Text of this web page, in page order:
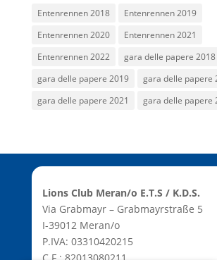
Entenrennen 2018
Entenrennen 2019
Entenrennen 2020
Entenrennen 2021
Entenrennen 2022
gara delle papere 2018
gara delle papere 2019
gara delle papere
gara delle papere 2021
gara delle papere
Lions Club Meran/o E.T.S / K.D.S.
Via Grabmayr – Grabmayrstraße 5
I-39012 Meran/o
P.IVA: 03310420215
C.F.: 82013080211